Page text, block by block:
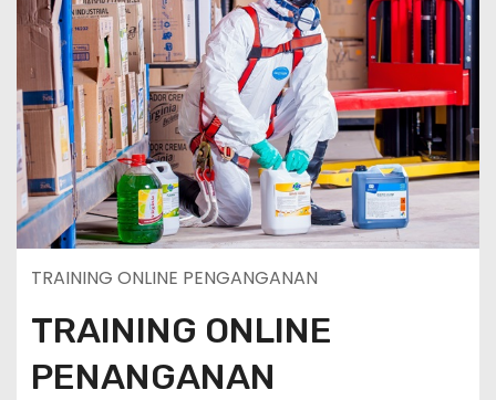
TRAINING ONLINE PENGANGANAN
TRAINING ONLINE
PENANGANAN